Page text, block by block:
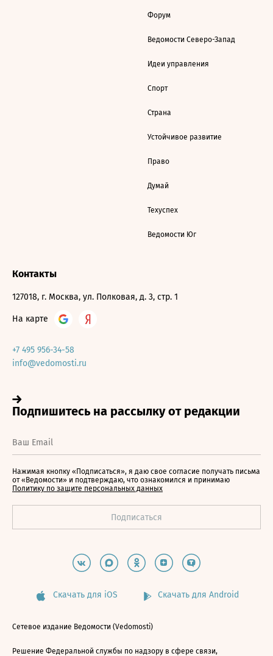
Форум
Ведомости Северо-Запад
Идеи управления
Спорт
Страна
Устойчивое развитие
Право
Думай
Техуспех
Ведомости Юг
Контакты
127018, г. Москва, ул. Полковая, д. 3, стр. 1
На карте
+7 495 956-34-58
info@vedomosti.ru
Нажимая кнопку «Подписаться», я даю свое согласие получать письма
от «Ведомости» и подтверждаю, что ознакомился и принимаю
Политику по защите персональных данных
Скачать для iOS Скачать для Android
Сетевое издание Ведомости (Vedomosti)
Решение Федеральной службы по надзору в сфере связи,